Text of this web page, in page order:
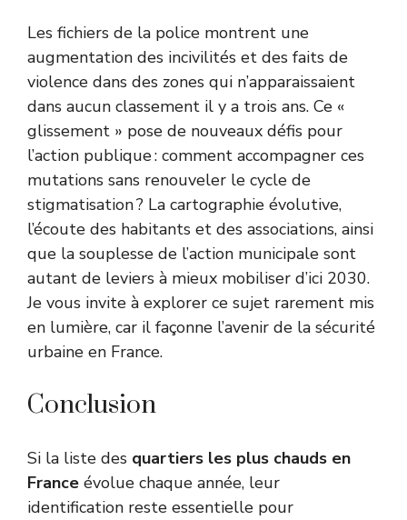
Les fichiers de la police montrent une
augmentation des incivilités et des faits de
violence dans des zones qui n’apparaissaient
dans aucun classement il y a trois ans. Ce «
glissement » pose de nouveaux défis pour
l’action publique : comment accompagner ces
mutations sans renouveler le cycle de
stigmatisation ? La cartographie évolutive,
l’écoute des habitants et des associations, ainsi
que la souplesse de l’action municipale sont
autant de leviers à mieux mobiliser d’ici 2030.
Je vous invite à explorer ce sujet rarement mis
en lumière, car il façonne l’avenir de la sécurité
urbaine en France.
Conclusion
Si la liste des quartiers les plus chauds en
France évolue chaque année, leur
identification reste essentielle pour